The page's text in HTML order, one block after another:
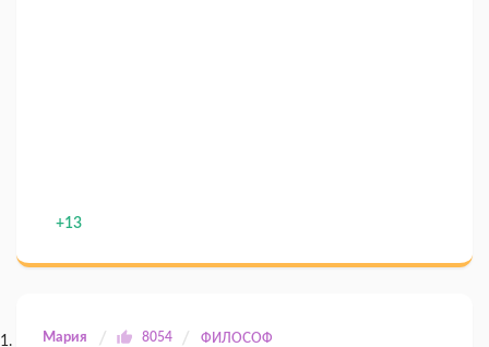
+13
Мария 8054 ФИЛОСОФ